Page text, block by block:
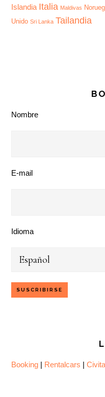
Islandia Italia Maldivas
Unido Sri Lanka Tailandia
Nombre
E-mail
Idioma
Booking | Rentalcars |